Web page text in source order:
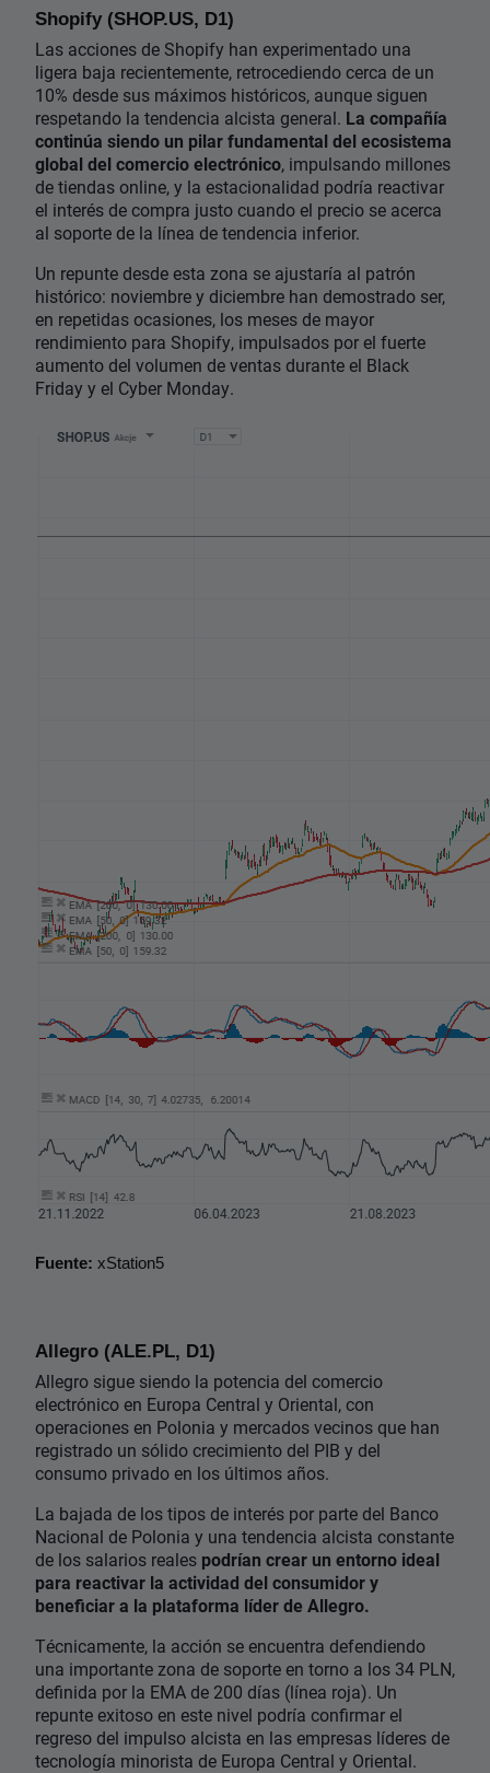
Shopify (SHOP.US, D1)
Las acciones de Shopify han experimentado una
ligera baja recientemente, retrocediendo cerca de un
10% desde sus máximos históricos, aunque siguen
respetando la tendencia alcista general. La compañía
continúa siendo un pilar fundamental del ecosistema
global del comercio electrónico, impulsando millones
de tiendas online, y la estacionalidad podría reactivar
el interés de compra justo cuando el precio se acerca
al soporte de la línea de tendencia inferior.
Un repunte desde esta zona se ajustaría al patrón
histórico: noviembre y diciembre han demostrado ser,
en repetidas ocasiones, los meses de mayor
rendimiento para Shopify, impulsados ​​por el fuerte
aumento del volumen de ventas durante el Black
Friday y el Cyber ​​Monday.
Fuente: xStation5
Allegro (ALE.PL, D1)
Allegro sigue siendo la potencia del comercio
electrónico en Europa Central y Oriental, con
operaciones en Polonia y mercados vecinos que han
registrado un sólido crecimiento del PIB y del
consumo privado en los últimos años.
La bajada de los tipos de interés por parte del Banco
Nacional de Polonia y una tendencia alcista constante
de los salarios reales podrían crear un entorno ideal
para reactivar la actividad del consumidor y
beneficiar a la plataforma líder de Allegro.
Técnicamente, la acción se encuentra defendiendo
una importante zona de soporte en torno a los 34 PLN,
definida por la EMA de 200 días (línea roja). Un
repunte exitoso en este nivel podría confirmar el
regreso del impulso alcista en las empresas líderes de
tecnología minorista de Europa Central y Oriental.